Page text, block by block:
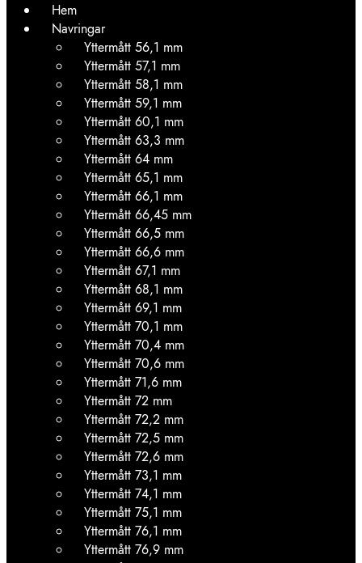
Hem
Navringar
Yttermått 56,1 mm
Yttermått 57,1 mm
Yttermått 58,1 mm
Yttermått 59,1 mm
Yttermått 60,1 mm
Yttermått 63,3 mm
Yttermått 64 mm
Yttermått 65,1 mm
Yttermått 66,1 mm
Yttermått 66,45 mm
Yttermått 66,5 mm
Yttermått 66,6 mm
Yttermått 67,1 mm
Yttermått 68,1 mm
Yttermått 69,1 mm
Yttermått 70,1 mm
Yttermått 70,4 mm
Yttermått 70,6 mm
Yttermått 71,6 mm
Yttermått 72 mm
Yttermått 72,2 mm
Yttermått 72,5 mm
Yttermått 72,6 mm
Yttermått 73,1 mm
Yttermått 74,1 mm
Yttermått 75,1 mm
Yttermått 76,1 mm
Yttermått 76,9 mm